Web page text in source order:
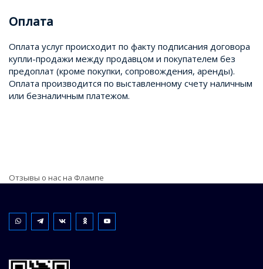
Оплата
Оплата услуг происходит по факту подписания договора
купли-продажи между продавцом и покупателем без
предоплат (кроме покупки, сопровождения, аренды).
Оплата производится по выставленному счету наличным
или безналичным платежом.
Отзывы о нас на Флампе